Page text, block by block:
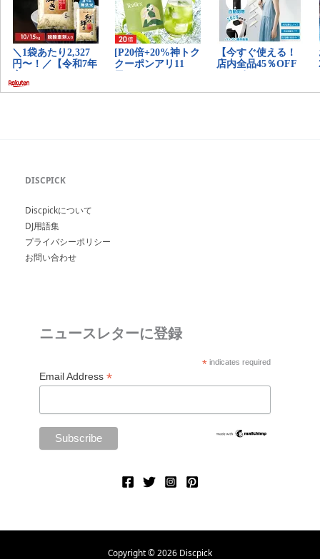
DISCPICK
Discpickについて
DJ用語集
プライバシーポリシー
お問い合わせ
ニュースレターに登録
* indicates required
Email Address *
Copyright © 2026 Discpick